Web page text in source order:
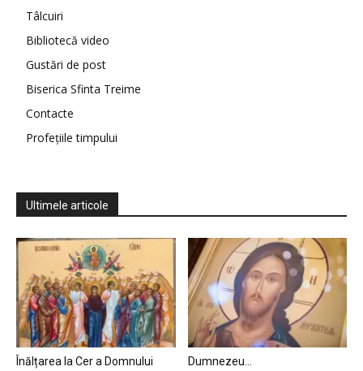
Tâlcuiri
Bibliotecă video
Gustări de post
Biserica Sfinta Treime
Contacte
Profețiile timpului
Ultimele articole
Înălțarea la Cer a Domnului
Dumnezeu…